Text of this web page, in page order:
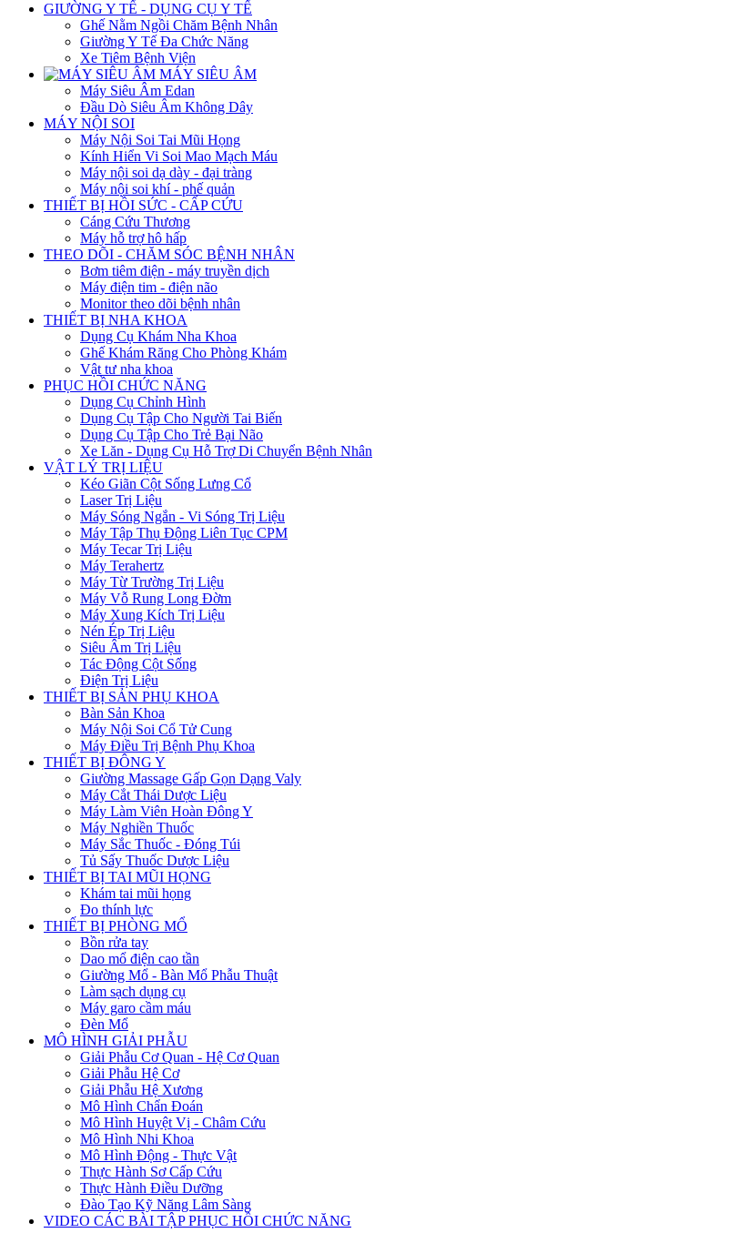
GIƯỜNG Y TẾ - DỤNG CỤ Y TẾ
Ghế Nằm Ngồi Chăm Bệnh Nhân
Giường Y Tế Đa Chức Năng
Xe Tiêm Bệnh Viện
MÁY SIÊU ÂM
Máy Siêu Âm Edan
Đầu Dò Siêu Âm Không Dây
MÁY NỘI SOI
Máy Nội Soi Tai Mũi Họng
Kính Hiển Vi Soi Mao Mạch Máu
Máy nội soi dạ dày - đại tràng
Máy nội soi khí - phế quản
THIẾT BỊ HỒI SỨC - CẤP CỨU
Cáng Cứu Thương
Máy hỗ trợ hô hấp
THEO DÕI - CHĂM SÓC BỆNH NHÂN
Bơm tiêm điện - máy truyền dịch
Máy điện tim - điện não
Monitor theo dõi bệnh nhân
THIẾT BỊ NHA KHOA
Dụng Cụ Khám Nha Khoa
Ghế Khám Răng Cho Phòng Khám
Vật tư nha khoa
PHỤC HỒI CHỨC NĂNG
Dụng Cụ Chỉnh Hình
Dụng Cụ Tập Cho Người Tai Biến
Dụng Cụ Tập Cho Trẻ Bại Não
Xe Lăn - Dụng Cụ Hỗ Trợ Di Chuyển Bệnh Nhân
VẬT LÝ TRỊ LIỆU
Kéo Giãn Cột Sống Lưng Cổ
Laser Trị Liệu
Máy Sóng Ngắn - Vi Sóng Trị Liệu
Máy Tập Thụ Động Liên Tục CPM
Máy Tecar Trị Liệu
Máy Terahertz
Máy Từ Trường Trị Liệu
Máy Vỗ Rung Long Đờm
Máy Xung Kích Trị Liệu
Nén Ép Trị Liệu
Siêu Âm Trị Liệu
Tác Động Cột Sống
Điện Trị Liệu
THIẾT BỊ SẢN PHỤ KHOA
Bàn Sản Khoa
Máy Nội Soi Cổ Tử Cung
Máy Điều Trị Bệnh Phụ Khoa
THIẾT BỊ ĐÔNG Y
Giường Massage Gấp Gọn Dạng Valy
Máy Cắt Thái Dược Liệu
Máy Làm Viên Hoàn Đông Y
Máy Nghiền Thuốc
Máy Sắc Thuốc - Đóng Túi
Tủ Sấy Thuốc Dược Liệu
THIẾT BỊ TAI MŨI HỌNG
Khám tai mũi họng
Đo thính lực
THIẾT BỊ PHÒNG MỔ
Bồn rửa tay
Dao mổ điện cao tần
Giường Mổ - Bàn Mổ Phẫu Thuật
Làm sạch dụng cụ
Máy garo cầm máu
Đèn Mổ
MÔ HÌNH GIẢI PHẪU
Giải Phẫu Cơ Quan - Hệ Cơ Quan
Giải Phẫu Hệ Cơ
Giải Phẫu Hệ Xương
Mô Hình Chẩn Đoán
Mô Hình Huyệt Vị - Châm Cứu
Mô Hình Nhi Khoa
Mô Hình Động - Thực Vật
Thực Hành Sơ Cấp Cứu
Thực Hành Điều Dưỡng
Đào Tạo Kỹ Năng Lâm Sàng
VIDEO CÁC BÀI TẬP PHỤC HỒI CHỨC NĂNG